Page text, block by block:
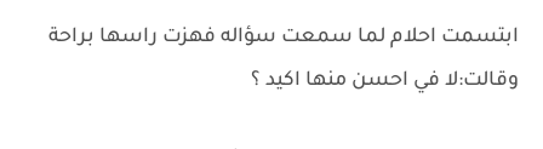
ابتسمت احلام لما سمعت سؤاله فهزت راسها براحة
وقالت:لا في احسن منها اكيد ؟